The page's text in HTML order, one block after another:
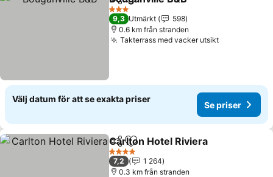
Dela Lägg till i Mina Favoriter
3 Stjärnor
9,3 Utmärkt
598
0.6 km från stranden
Takterrass med vacker utsikt
Välj datum för att se exakta priser
Se priser
Dela Lägg till i Mina Favoriter
Carlton Hotel Riviera
4 Stjärnor
7,2
1 264
0.3 km från stranden